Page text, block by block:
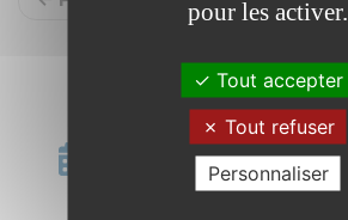
Calendrier
pour les activer.
Tout accepter
Tout refuser
Personnaliser